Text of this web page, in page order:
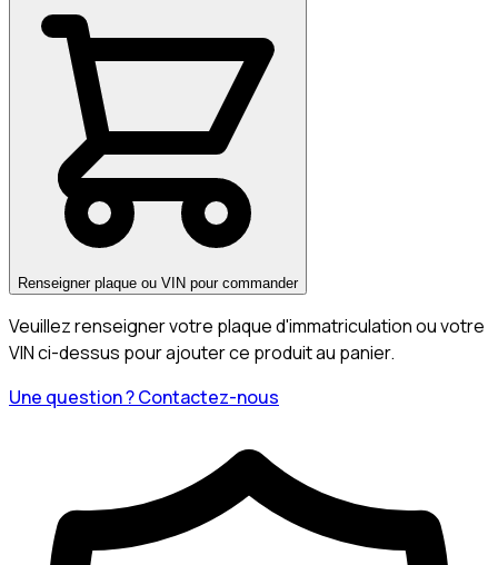
Renseigner plaque ou VIN pour commander
Veuillez renseigner votre plaque d'immatriculation ou votre
VIN ci-dessus pour ajouter ce produit au panier.
Une question ? Contactez-nous